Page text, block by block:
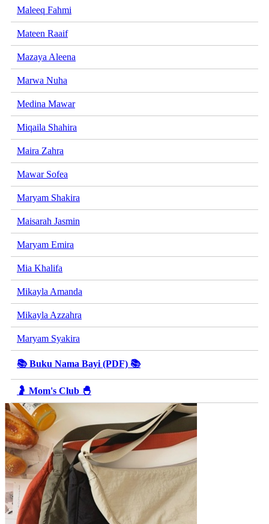
Maleeq Fahmi
Mateen Raaif
Mazaya Aleena
Marwa Nuha
Medina Mawar
Miqaila Shahira
Maira Zahra
Mawar Sofea
Maryam Shakira
Maisarah Jasmin
Maryam Emira
Mia Khalifa
Mikayla Amanda
Mikayla Azzahra
Maryam Syakira
📚 Buku Nama Bayi (PDF) 📚
🤰 Mom's Club 🐣